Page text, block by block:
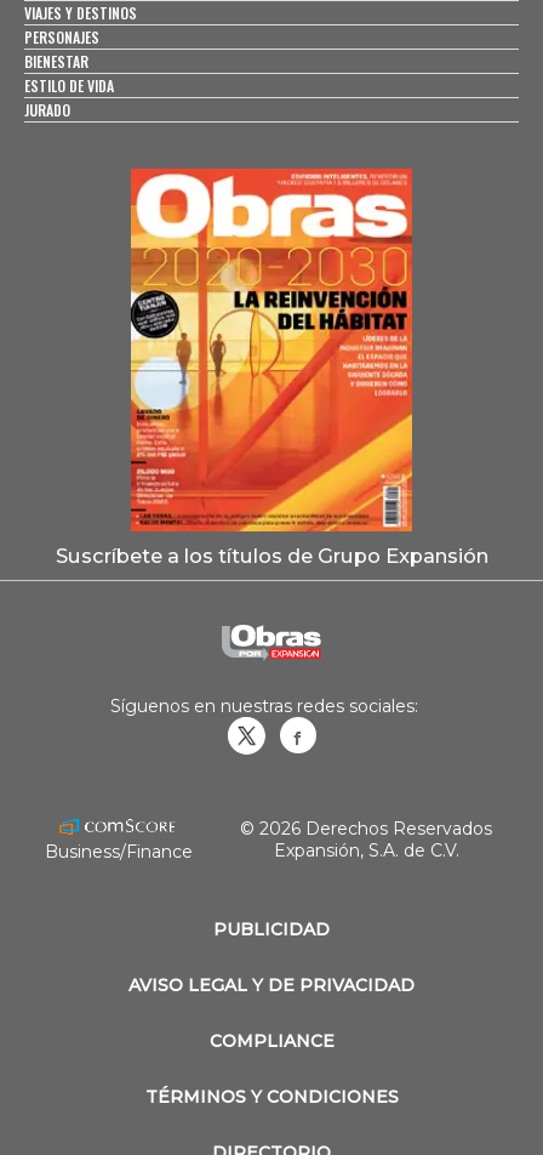
VIAJES Y DESTINOS
PERSONAJES
BIENESTAR
ESTILO DE VIDA
JURADO
Suscríbete a los títulos de Grupo Expansión
PUBLICIDAD
AVISO LEGAL Y DE PRIVACIDAD
COMPLIANCE
TÉRMINOS Y CONDICIONES
Síguenos en nuestras redes sociales:
Business/Finance
© 2026 Derechos Reservados
Expansión, S.A. de C.V.